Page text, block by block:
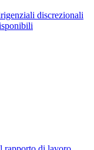
discrezionali